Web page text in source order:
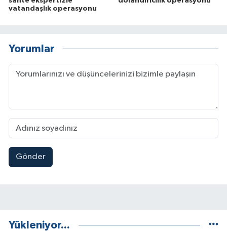
vatandaşlık operasyonu
Yorumlar
Gönder
Yükleniyor...